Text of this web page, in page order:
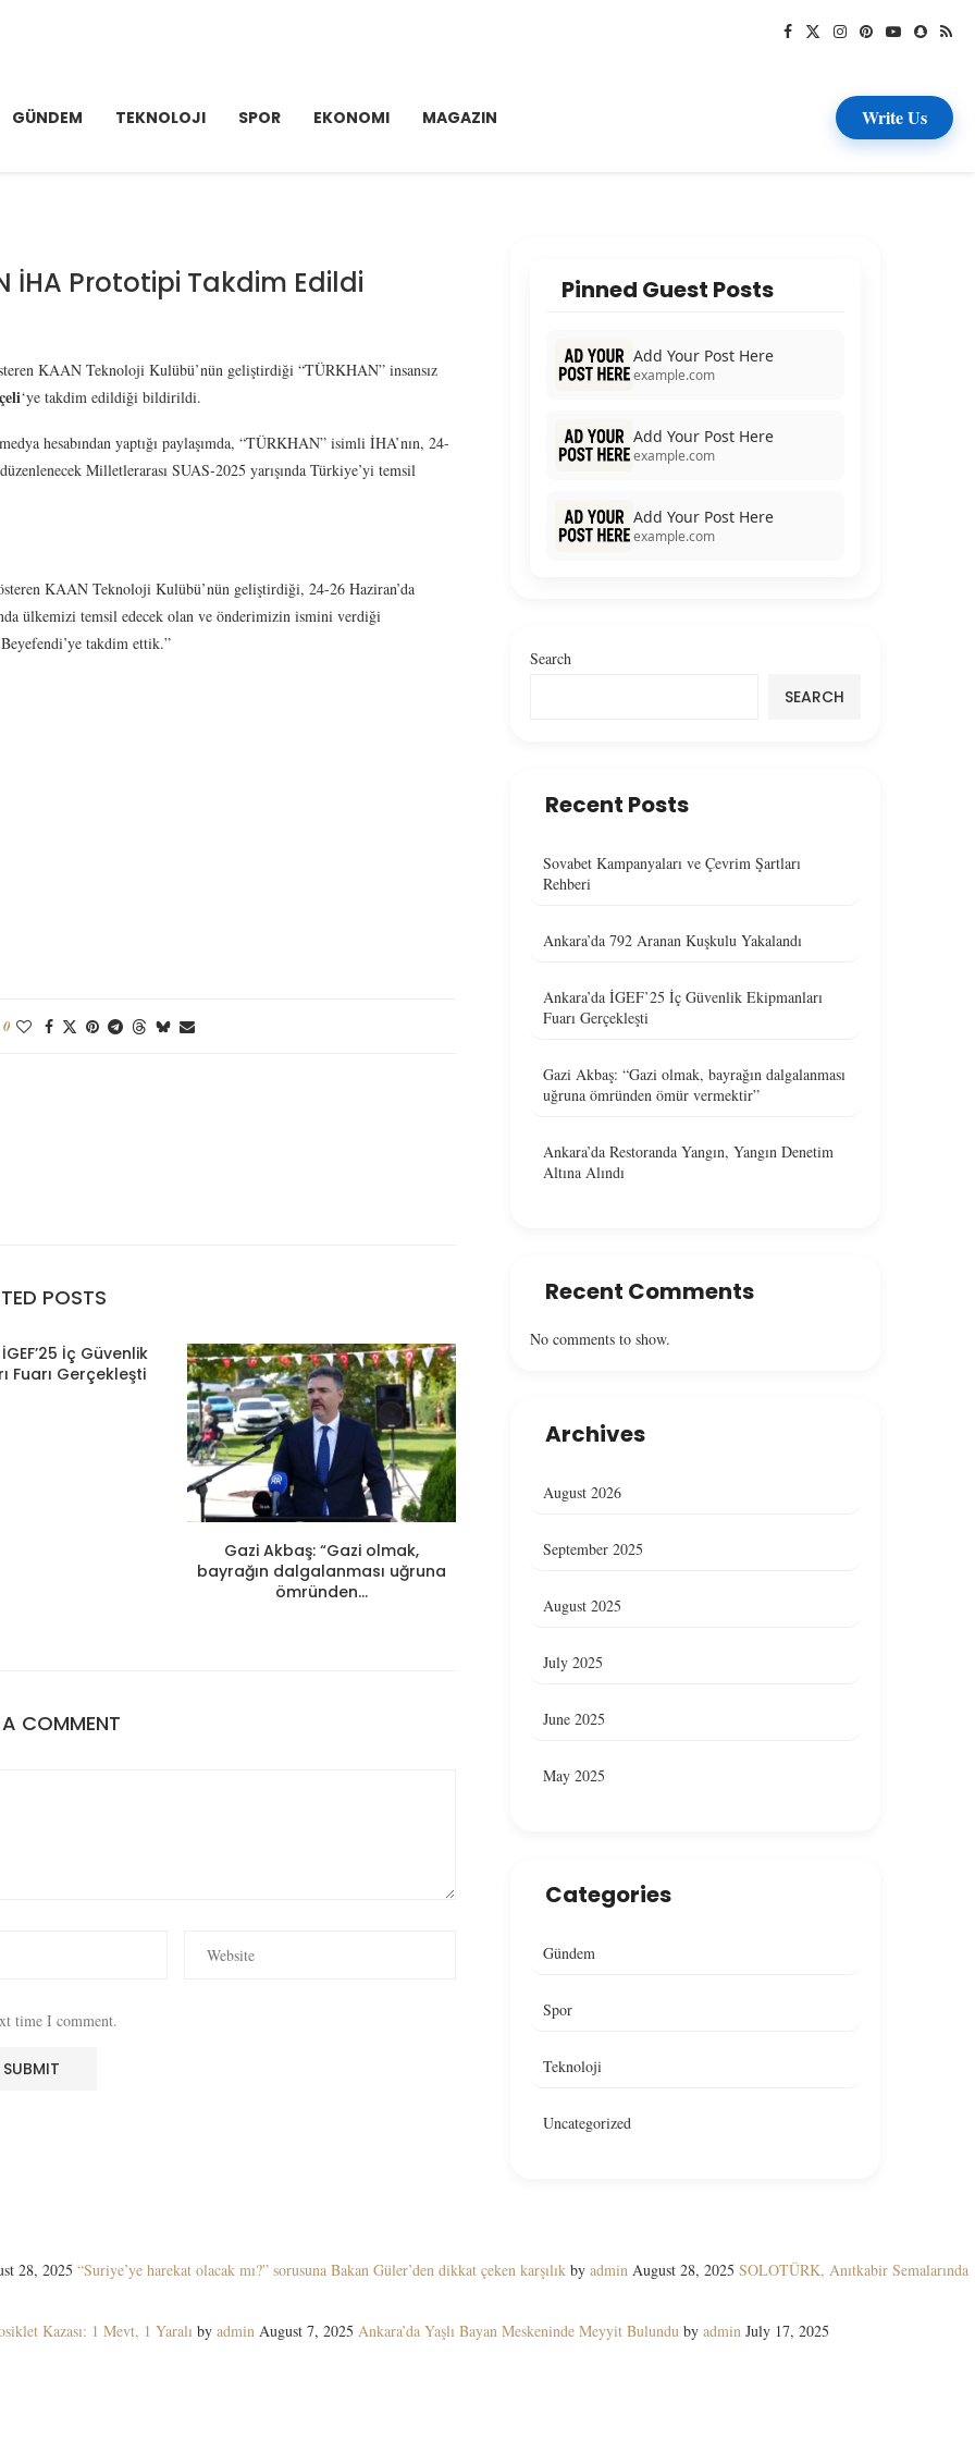
GÜNDEM TEKNOLOJI SPOR EKONOMI MAGAZIN Write Us
İHA Prototipi Takdim Edildi
KAAN Teknoloji Kulübü’nün geliştirdiği “TÜRKHAN” insansız
‘ye takdim edildiği bildirildi.
hesabından yaptığı paylaşımda, “TÜRKHAN” isimli İHA’nın, 24-
Milletlerarası SUAS-2025 yarışında Türkiye’yi temsil
KAAN Teknoloji Kulübü’nün geliştirdiği, 24-26 Haziran’da
ülkemizi temsil edecek olan ve önderimizin ismini verdiği
takdim ettik.”
0
POSTS
İç Güvenlik
Fuarı Gerçekleşti
Gazi Akbaş: “Gazi olmak,
bayrağın dalgalanması uğruna
ömründen...
Ankara’da Restoranda Yangın,
A COMMENT
time I comment.
Pinned Guest Posts
Add Your Post Here
example.com
Add Your Post Here
example.com
Add Your Post Here
example.com
Search
SEARCH
Recent Posts
Sovabet Kampanyaları ve Çevrim Şartları
Rehberi
Ankara’da 792 Aranan Kuşkulu Yakalandı
Ankara’da İGEF’25 İç Güvenlik Ekipmanları
Fuarı Gerçekleşti
Gazi Akbaş: “Gazi olmak, bayrağın dalgalanması
uğruna ömründen ömür vermektir”
Ankara’da Restoranda Yangın, Yangın Denetim
Altına Alındı
Recent Comments
No comments to show.
Archives
August 2026
September 2025
August 2025
July 2025
June 2025
May 2025
Categories
Gündem
Spor
Teknoloji
Uncategorized
28, 2025 “Suriye’ye harekat olacak mı?” sorusuna Bakan Güler’den dikkat çeken karşılık by admin August 28, 2025 SOLOTÜRK, Anıtkabir Semalarında
Kazası: 1 Mevt, 1 Yaralı by admin August 7, 2025 Ankara’da Yaşlı Bayan Meskeninde Meyyit Bulundu by admin July 17, 2025